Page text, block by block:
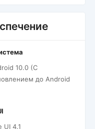
10.0 (С
до Android
UI 4.1